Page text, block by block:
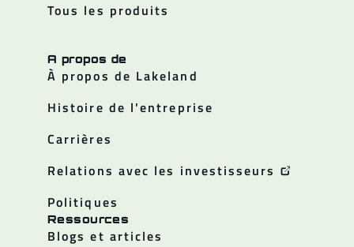
Tous les produits
A propos de
À propos de Lakeland
Histoire de l'entreprise
Carrières
Relations avec les investisseurs
Politiques
Ressources
Blogs et articles